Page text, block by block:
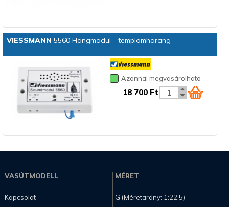
VIESSMANN 5560 Hangmodul - templomharang
Azonnal megvásárolható
18 700 Ft
VASÚTMODELL
Kapcsolat
MÉRET
G (Méretarány: 1:22.5)